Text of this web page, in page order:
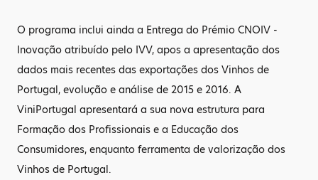
O programa inclui ainda a Entrega do Prémio CNOIV -
Inovação atribuído pelo IVV, apos a apresentação dos
dados mais recentes das exportações dos Vinhos de
Portugal, evolução e análise de 2015 e 2016. A
ViniPortugal apresentará a sua nova estrutura para
Formação dos Profissionais e a Educação dos
Consumidores, enquanto ferramenta de valorização dos
Vinhos de Portugal.